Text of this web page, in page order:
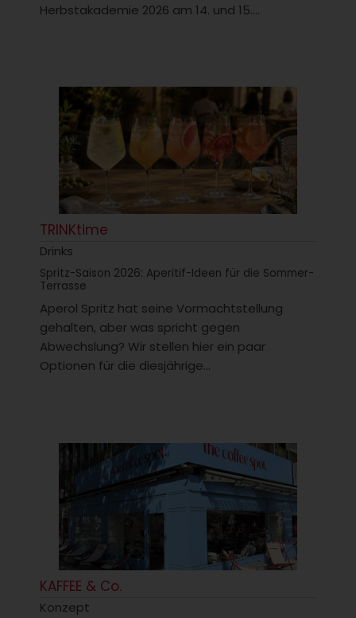
Herbstakademie 2026 am 14. und 15....
TRINKtime
Drinks
Spritz-Saison 2026: Aperitif-Ideen für die Sommer-
Terrasse
Aperol Spritz hat seine Vormachtstellung
gehalten, aber was spricht gegen
Abwechslung? Wir stellen hier ein paar
Optionen für die diesjährige...
KAFFEE & Co.
Konzept